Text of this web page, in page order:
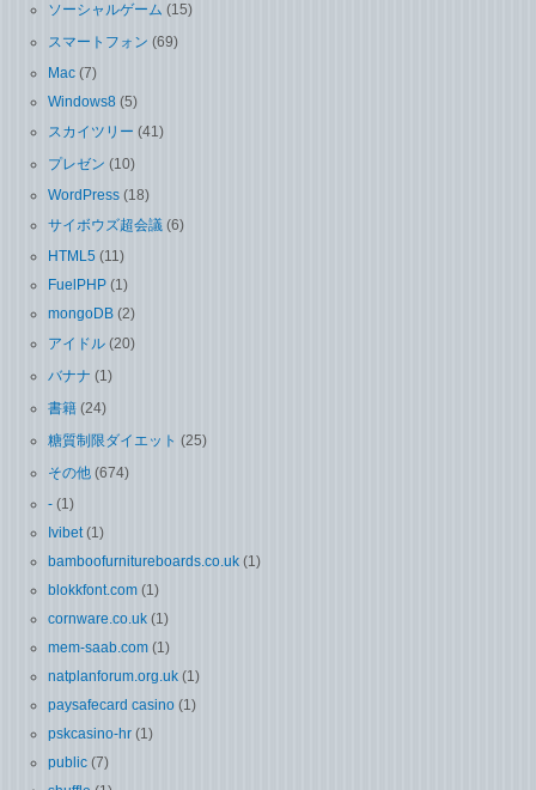
ソーシャルゲーム (15)
スマートフォン (69)
Mac (7)
Windows8 (5)
スカイツリー (41)
プレゼン (10)
WordPress (18)
サイボウズ超会議 (6)
HTML5 (11)
FuelPHP (1)
mongoDB (2)
アイドル (20)
バナナ (1)
書籍 (24)
糖質制限ダイエット (25)
その他 (674)
- (1)
Ivibet(1)
bamboofurnitureboards.co.uk (1)
blokkfont.com (1)
cornware.co.uk (1)
mem-saab.com (1)
natplanforum.org.uk (1)
paysafecard casino (1)
pskcasino-hr (1)
public (7)